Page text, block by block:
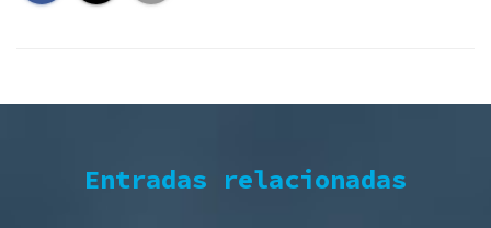
Entradas relacionadas